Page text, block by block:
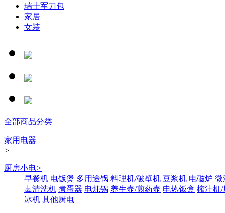
瑞士军刀包
家居
女装
全部商品分类
家用电器
>
厨房小电>
早餐机 电饭煲 多用途锅 料理机/破壁机 豆浆机 电磁炉 微
毒清洗机 煮蛋器 电炖锅 养生壶/煎药壶 电热饭盒 榨汁机/
冰机 其他厨电